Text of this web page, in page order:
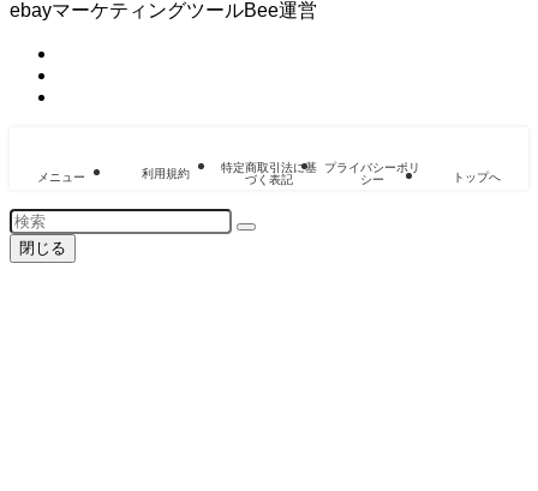
ebayマーケティングツールBee運営
メニュー 利用規約
特定商取引法に基
づく表記
プライバシーポリ
シー
トップへ
閉じる